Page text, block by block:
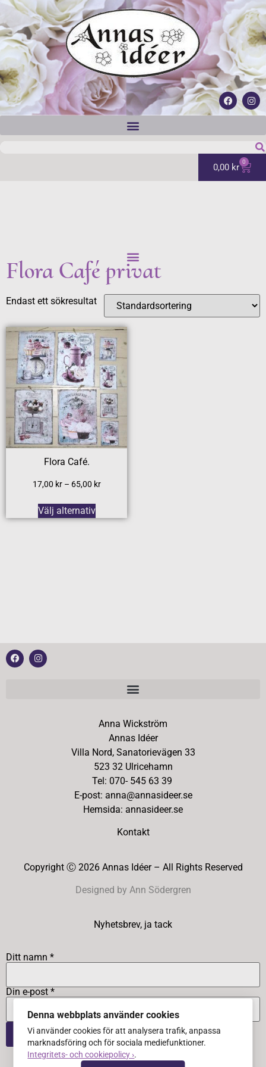
0,00 kr 0
Flora Café privat
Endast ett sökresultat
Flora Café.
17,00 kr – 65,00 kr
Välj alternativ
Anna Wickström
Annas Idéer
Villa Nord, Sanatorievägen 33
523 32 Ulricehamn
Tel: 070- 545 63 39
E-post: anna@annasideer.se
Hemsida: annasideer.se
Kontakt
Copyright Ⓒ 2026 Annas Idéer – All Rights Reserved
Designed by Ann Södergren
Nyhetsbrev, ja tack
Ditt namn *
Din e-post *
Denna webbplats använder cookies
Vi använder cookies för att analysera trafik, anpassa
marknadsföring och för sociala mediefunktioner.
Integritets- och cookiepolicy ›.